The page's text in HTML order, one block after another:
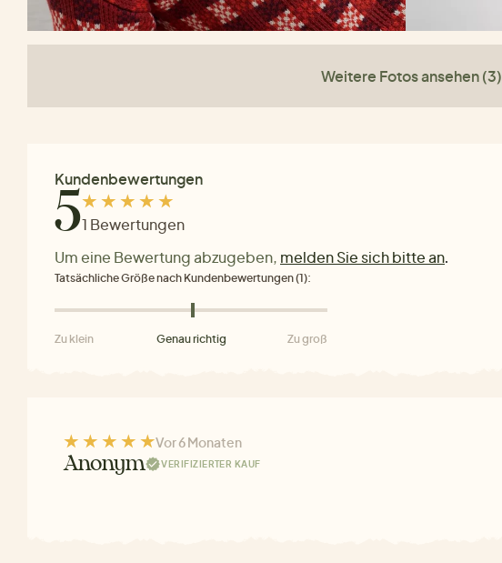
Weitere Fotos ansehen (3)
Kundenbewertungen
51 Bewertungen
Um eine Bewertung abzugeben, melden Sie sich bitte an.
Tatsächliche Größe nach Kundenbewertungen (1):
Zu klein Genau richtig Zu groß
Vor 6 Monaten
Anonym VERIFIZIERTER KAUF